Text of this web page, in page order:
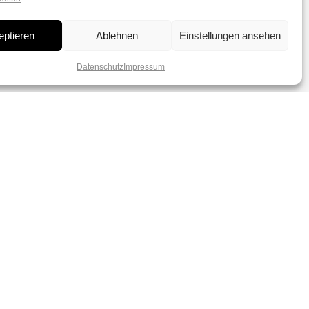
Ablehnen Einstellungen ansehen
DatenschutzImpressum